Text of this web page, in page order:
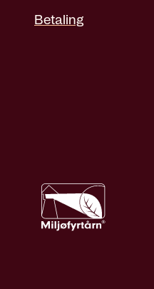
Betaling